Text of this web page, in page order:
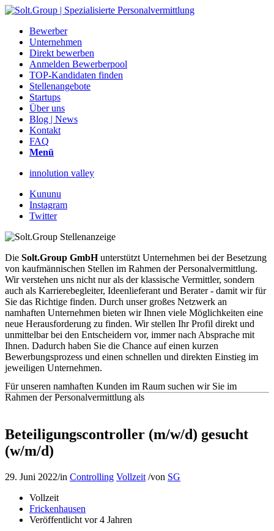
Bewerber
Unternehmen
Direkt bewerben
Anmelden Bewerberpool
TOP-Kandidaten finden
Stellenangebote
Startups
Über uns
Blog | News
Kontakt
FAQ
Menü
innolution valley
Kununu
Instagram
Twitter
Die Solt.Group GmbHunterstützt Unternehmen bei der Besetzung
von kaufmännischen Stellen im Rahmen der Personalvermittlung.
Wir verstehen uns nicht nur als der klassische Vermittler, sondern
auch als Karrierebegleiter, Ideenlieferant und Berater - damit wir für
Sie das Richtige finden. Durch unser großes Netzwerk an
namhaften Unternehmen bieten wir Ihnen viele Möglichkeiten eine
neue Herausforderung zu finden. Wir stellen Ihr Profil direkt und
unmittelbar bei den Entscheidern vor, immer nach Absprache mit
Ihnen. Dadurch haben Sie die Chance auf einen kurzen
Bewerbungsprozess und einen schnellen und direkten Einstieg im
jeweiligen Unternehmen.
Für unseren namhaften Kunden im Raum suchen wir Sie im
Rahmen der Personalvermittlung als
Beteiligungscontroller (m/w/d) gesucht
(w/m/d)
29. Juni 2022/in Controlling Vollzeit /von SG
Vollzeit
Frickenhausen
Veröffentlicht vor 4 Jahren